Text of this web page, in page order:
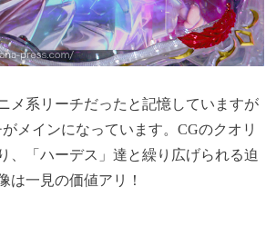
メ系リーチだったと記憶していますが
メインになっています。CGのクオリ
、「ハーデス」達と繰り広げられる迫
は一見の価値アリ！